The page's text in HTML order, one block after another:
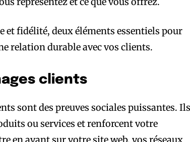
et fidélité, deux éléments essentiels pour
relation durable avec vos clients.
clients
sont des preuves sociales puissantes.
ou services et renforcent votre